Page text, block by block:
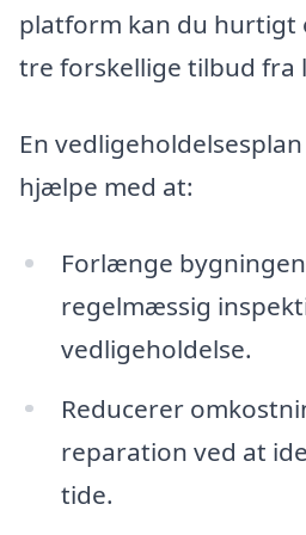
platform kan du hurtigt
tre forskellige tilbud fra
En
hjælpe med at:
Forlænge
regelmæssig
vedligeholdelse.
Reducerer
reparation ved at
tide.